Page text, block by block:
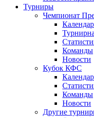
Турниры
Чемпионат
Команды
Новости
Кубок КФС
Команды
Новости
Другие